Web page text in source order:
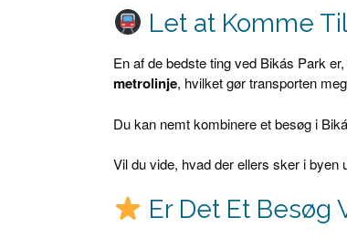
Let at Komme
En af de bedste ting ved Bikás Park
metrolinje, hvilket gør transporten
Du kan nemt kombinere et besøg i
Vil du vide, hvad der ellers sker i byen
Er Det Et Besøg